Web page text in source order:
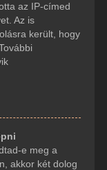
az IP-címed
Az is
került, hogy
e meg a
akkor két dolog